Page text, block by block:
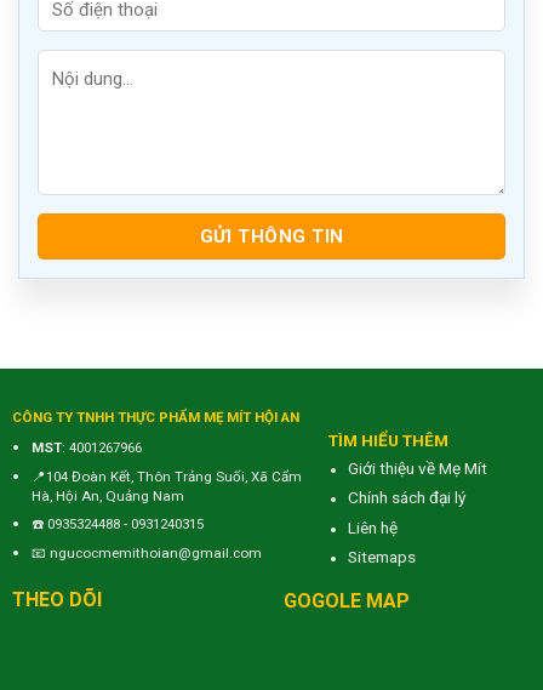
CÔNG TY TNHH THỰC PHẨM MẸ MÍT HỘI AN
MST: 4001267966
📍104 Đoàn Kết, Thôn Trảng Suối, Xã Cẩm
Hà, Hội An, Quảng Nam
☎️0935324488 -0931240315
📧ngucocmemithoian@gmail.com
TÌM HIỂU THÊM
Giới thiệu về Mẹ Mít
Chính sách đại lý
Liên hệ
Sitemaps
THEO DÕI GOGOLE MAP